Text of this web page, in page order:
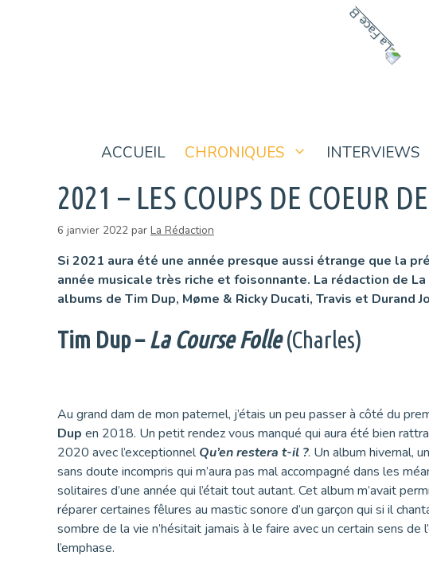
ACCUEIL CHRONIQUES INTERVIEWS
2021 – LES COUPS DE COEUR
6 janvier 2022 par La Rédaction
Si 2021 aura été une année presque aussi étrange que la
année musicale très riche et foisonnante. La rédaction de
albums de Tim Dup, Møme & Ricky Ducati, Travis et Durand
Tim Dup – La Course Folle(Charles)
Au grand dam de mon paternel, j’étais un peu passer à côté du
Dup en 2018. Un petit rendez vous manqué qui aura été bien
2020 avec l’exceptionnelQu’en restera t-il ?. Un album hivernal,
sans doute incompris qui m’aura pas mal accompagné dans les
solitaires d’une année qui l’était tout autant. Cet album m’avait
réparer certaines fêlures au mastic sonore d’un garçon qui si il
sombre de la vie n’hésitait jamais à le faire avec un certain sens de
l’emphase.